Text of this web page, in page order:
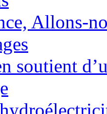
Allons-
soutient